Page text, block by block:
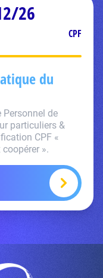
26
CPF
du
Personnel de
particuliers &
CPF «
».